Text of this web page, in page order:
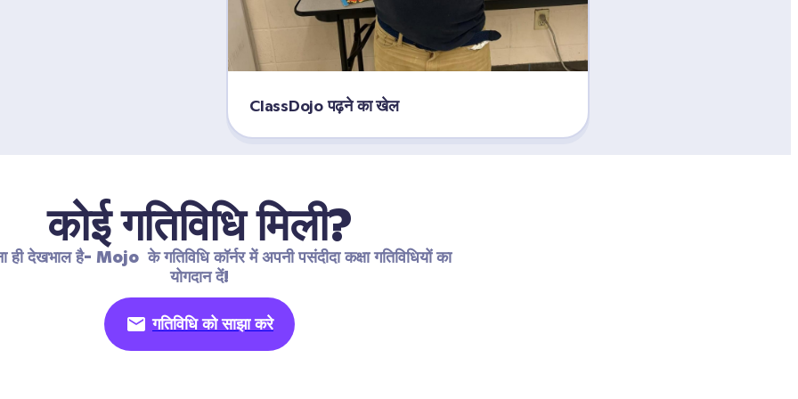
ClassDojo पढ़ने का खेल
कोई गतिविधि मिली?
ही देखभाल है- Mojo  के गतिविधि कॉर्नर में अपनी पसंदीदा कक्षा गतिविधियों का
योगदान दें!
गतिविधि को साझा करे